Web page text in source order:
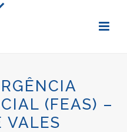
(FEAS) –
VALES